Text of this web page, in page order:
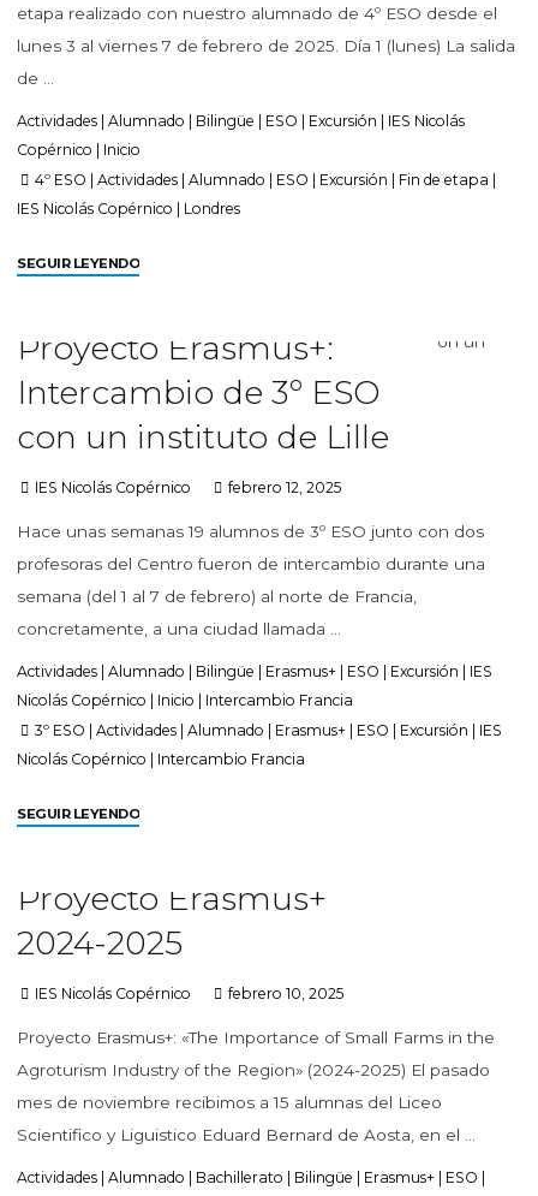
etapa realizado con nuestro alumnado de 4º ESO desde el
lunes 3 al viernes 7 de febrero de 2025. Día 1 (lunes) La salida
de …
Actividades Alumnado Bilingüe ESO Excursión
IES Nicolás
Copérnico
Inicio
4º ESO |Actividades |Alumnado ESO Excursión Fin de etapa
IES Nicolás Copérnico
Londres
SEGUIR LEYENDO
Proyecto Erasmus+:
Intercambio de 3º ESO
con un instituto de Lille
IES Nicolás Copérnico febrero 12, 2025
Hace unas semanas 19 alumnos de 3º ESO junto con dos
profesoras del Centro fueron de intercambio durante una
semana (del 1 al 7 de febrero) al norte de Francia,
concretamente, a una ciudad llamada …
Actividades Alumnado Bilingüe Erasmus+ ESO Excursión
IES
Nicolás Copérnico
Inicio
Intercambio Francia
3º ESO |Actividades |Alumnado Erasmus+ ESO Excursión
IES
Nicolás Copérnico
Intercambio Francia
SEGUIR LEYENDO
Proyecto Erasmus+
2024-2025
IES Nicolás Copérnico febrero 10, 2025
Proyecto Erasmus+: «The Importance of Small Farms in the
Agroturism Industry of the Region» (2024-2025) El pasado
mes de noviembre recibimos a 15 alumnas del Liceo
Scientifico y Liguistico Eduard Bernard de Aosta, en el …
Actividades Alumnado Bachillerato Bilingüe Erasmus+ ESO